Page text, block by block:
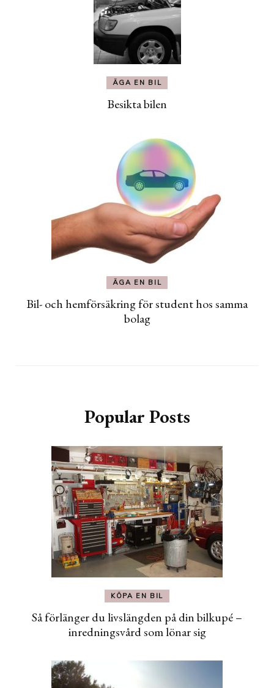
ÄGA EN BIL
Besikta bilen
ÄGA EN BIL
Bil- och hemförsäkring för student hos samma
bolag
Popular Posts
KÖPA EN BIL
Så förlänger du livslängden på din bilkupé –
inredningsvård som lönar sig